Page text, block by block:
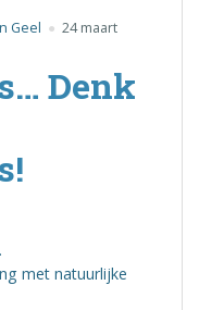
Geel
24 maart
Denk
met natuurlijke